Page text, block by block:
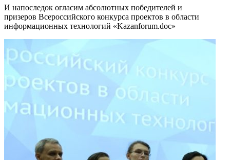
И напоследок огласим абсолютных победителей и
призеров Всероссийского конкурса проектов в области
информационных технологий «Kazanforum.doc»